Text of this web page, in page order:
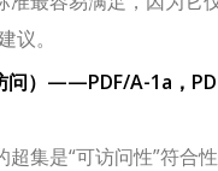
议。
问）——PDF/A-1a，
超集是“可访问性”符合